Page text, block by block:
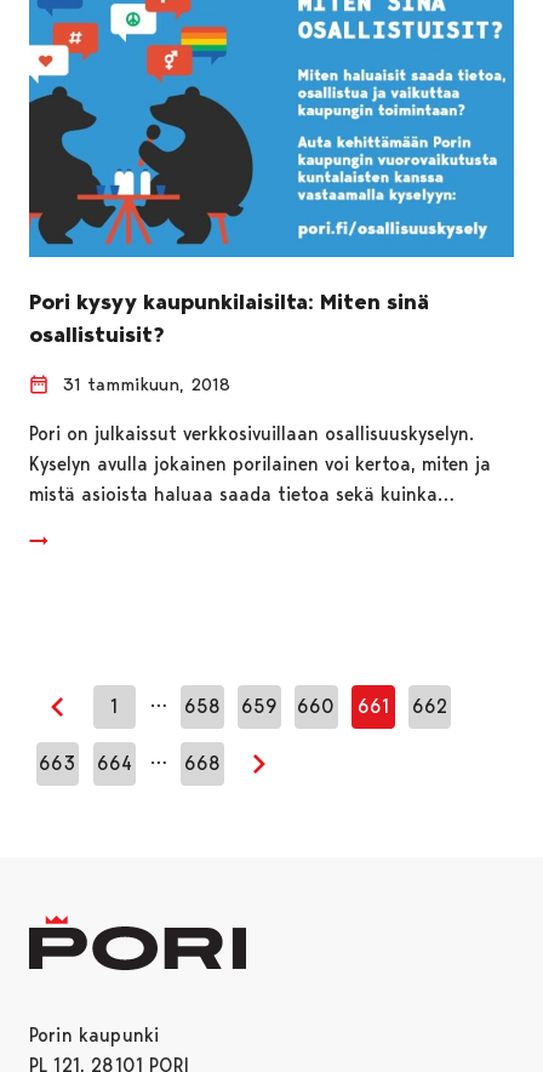
Pori kysyy kaupunkilaisilta: Miten sinä
osallistuisit?
31 tammikuun, 2018
Pori on julkaissut verkkosivuillaan osallisuuskyselyn.
Kyselyn avulla jokainen porilainen voi kertoa, miten ja
mistä asioista haluaa saada tietoa sekä kuinka…
Edellinen sivu
1 … 658 659 660 661 662
663 664 … 668
Seuraava sivu
Porin kaupunki
PL 121, 28101 PORI